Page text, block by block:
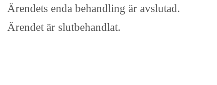
Ärendets enda behandling är avslutad.
Ärendet är slutbehandlat.